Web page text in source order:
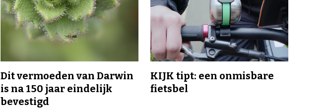
Dit vermoeden van Darwin
is na 150 jaar eindelijk
bevestigd
KIJK tipt: een onmisbare
fietsbel